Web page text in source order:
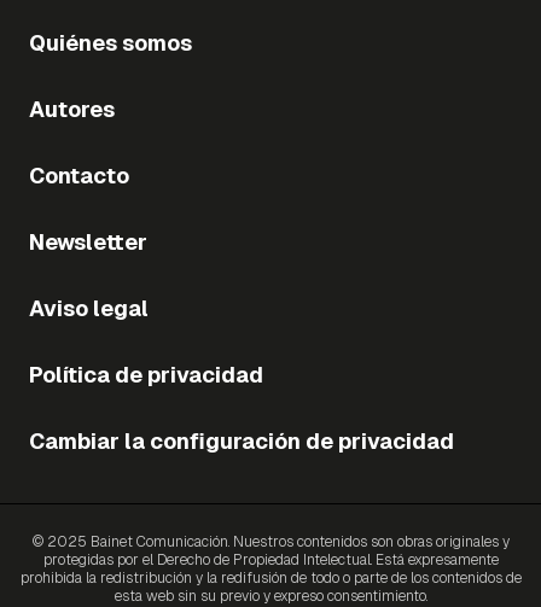
Quiénes somos
Autores
Contacto
Newsletter
Aviso legal
Política de privacidad
Cambiar la configuración de privacidad
© 2025 Bainet Comunicación. Nuestros contenidos son obras originales y
protegidas por el Derecho de Propiedad Intelectual. Está expresamente
prohibida la redistribución y la redifusión de todo o parte de los contenidos de
esta web sin su previo y expreso consentimiento.